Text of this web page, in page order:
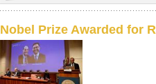
Nobel Prize Awarded for